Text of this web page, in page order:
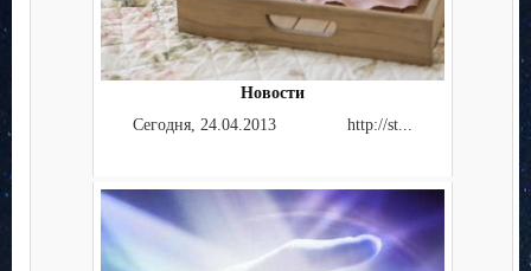
Новости
Сегодня, 24.04.2013 http://st...